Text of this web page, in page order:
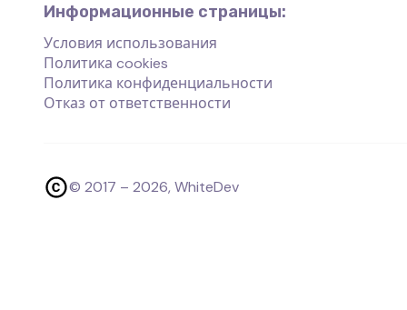
Информационные страницы:
Условия использования
Политика cookies
Политика конфиденциальности
Отказ от ответственности
© 2017 – 2026, WhiteDev